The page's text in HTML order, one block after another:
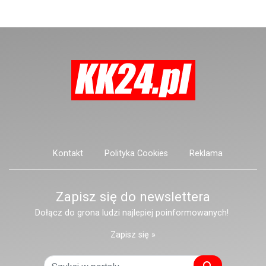
Kontakt Polityka Cookies Reklama
Zapisz się do newslettera
Dołącz do grona ludzi najlepiej poinformowanych!
Zapisz się »